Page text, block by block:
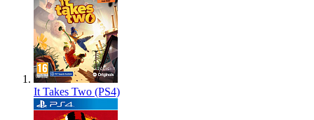
It Takes Two (PS4)